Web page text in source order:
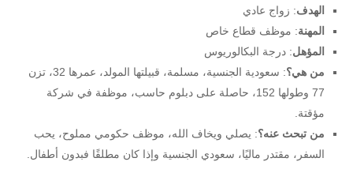
الهدف: زواج عادي
المهنة: موظف قطاع خاص
المؤهل: درجة البكالوريوس
من هي؟
: سعودية الجنسية، مسلمة، قبيلتها المولد، عمرها 32، تزن
77 وطولها 152، حاصلة على دبلوم حاسب، موظفة في شركة
مؤقتة.
من تبحث عنه؟: يصلي ويخاف الله، موظف حكومي مملوح، يحب
السفر، مقتدر ماليًا، سعودي الجنسية وإذا كان مطلقًا فبدون أطفال.